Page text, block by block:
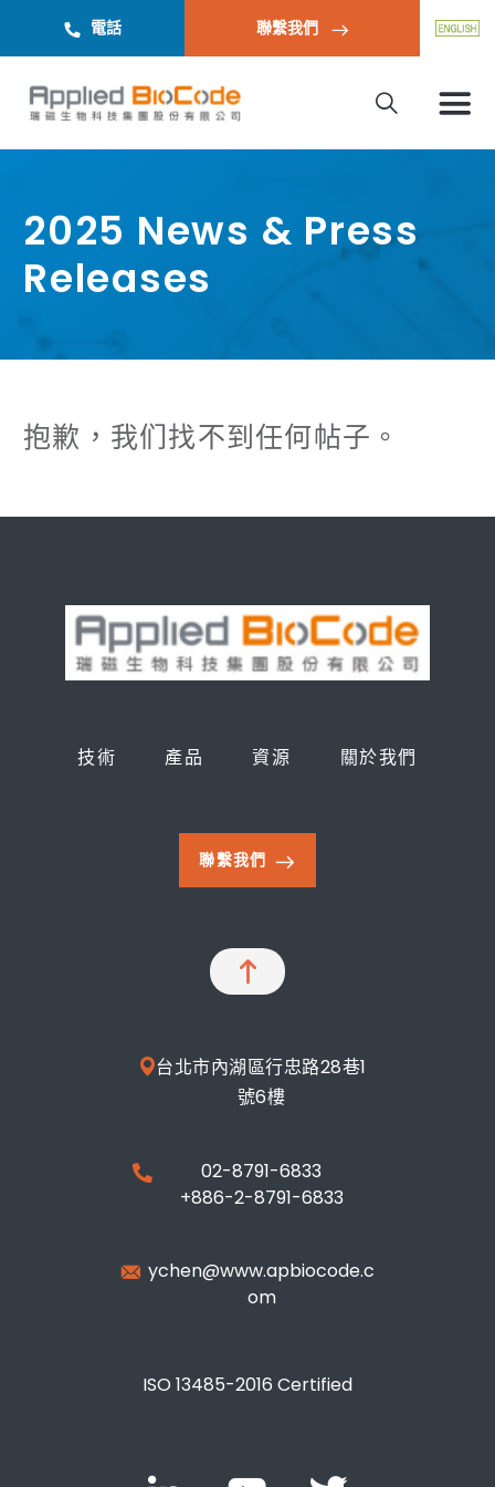
電話 聯繫我們
2025 News & Press
Releases
抱歉，我们找不到任何帖子。
技術 產品 資源 關於我們
聯繫我們
台北市內湖區行忠路28巷1
號6樓
02-8791-6833
+886-2-8791-6833
ychen@www.apbiocode.c
om
ISO 13485-2016 Certified